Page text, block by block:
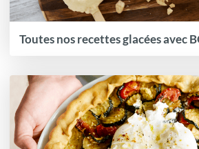
Toutes nos recettes glacées avec